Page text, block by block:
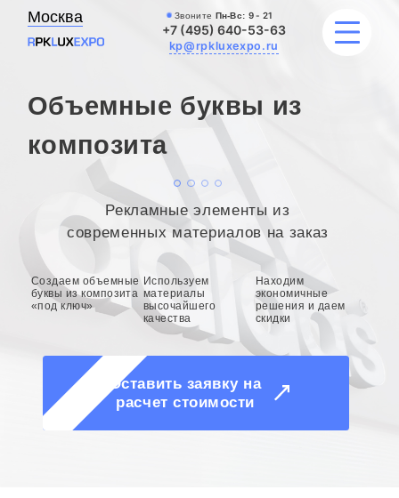
Москва Звоните Пн-Вс: 9 - 21
+7 (495) 640-53-63
kp@rpkluxexpo.ru
ВЫВЕСКИ
ЦЕНЫ
КАТАЛОГ
НАШИ РАБОТЫ
БЛОГ
О КОМПАНИИ
Объемные буквы из
композита
Рекламные элементы из
современных материалов на заказ
Создаем объемные
буквы из композита
«под ключ»
Используем
материалы
высочайшего
качества
Находим
экономичные
решения и даем
скидки
Оставить заявку на
расчет стоимости